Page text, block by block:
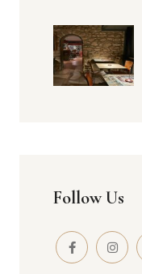
Follow Us